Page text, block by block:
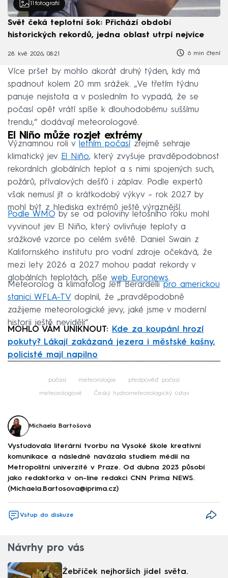
11 fotografií
Svět čeká teplotní šok: Přichází období
historických rekordů, jedna oblast utrpí nejvíce
28. kvě 2026, 08:21 6 min čtení
Více pršet by mohlo akorát druhý týden, kdy má
spadnout kolem 20 mm srážek. „Ve třetím týdnu
panuje nejistota a v posledním to vypadá, že se
počasí opět vrátí spíše k dlouhodobému suššímu
trendu,“ dodávají meteorologové.
El Niño může rozjet extrémy
Významnou roli v letním počasí zřejmě sehraje
klimatický jev El Niño, který zvyšuje pravděpodobnost
rekordních globálních teplot a s nimi spojených such,
požárů, přívalových dešťů i záplav. Podle expertů
však nemusí jít o krátkodobý výkyv – rok 2027 by
mohl být z hlediska extrémů ještě výraznější.
Podle WMO by se od poloviny letošního roku mohl
vyvinout jev El Niño, který ovlivňuje teploty a
srážkové vzorce po celém světě. Daniel Swain z
Kalifornského institutu pro vodní zdroje očekává, že
mezi lety 2026 a 2027 mohou padat rekordy v
globálních teplotách, píše web Euronews.
Meteorolog a klimatolog Jeff Berardelli pro americkou
stanici WFLA-TV doplnil, že „pravděpodobně
zažijeme meteorologické jevy, jaké jsme v moderní
historii ještě neviděli“.
MOHLO VÁM UNIKNOUT:
Kde za koupání hrozí
pokuty? Lákají zakázaná jezera i městské kašny,
policisté mají napilno
počasí meteorologie předpověď počasí
meteorologové Český hydrometeorologický ústav
Michaela Bartošová
Vystudovala literární tvorbu na Vysoké škole kreativní
komunikace a následně navázala studiem médií na
Metropolitní univerzitě v Praze. Od dubna 2023 působí
jako redaktorka v on-line redakci CNN Prima NEWS.
(Michaela.Bartosova@iprima.cz)
Vstup do diskuze
Návrhy pro vás
Žebříček nejhorších jídel světa.